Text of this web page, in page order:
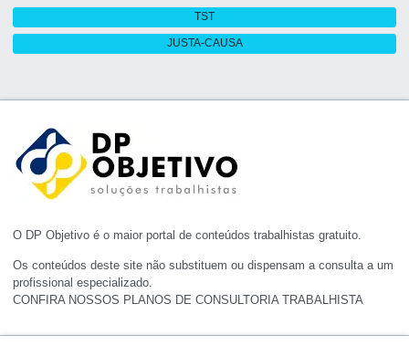
TST
JUSTA-CAUSA
O DP Objetivo é o maior portal de conteúdos trabalhistas gratuito.
Os conteúdos deste site não substituem ou dispensam a consulta a um
profissional especializado.
CONFIRA NOSSOS PLANOS DE CONSULTORIA TRABALHISTA